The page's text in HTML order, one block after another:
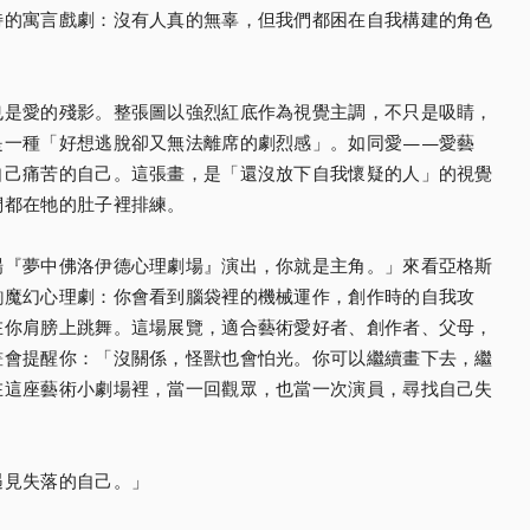
寓言戲劇：沒有人真的無辜，但我們都困在自我構建的角色
愛的殘影。整張圖以強烈紅底作為視覺主調，不只是吸睛，
種「好想逃脫卻又無法離席的劇烈感」。如同愛——愛藝
痛苦的自己。這張畫，是「還沒放下自我懷疑的人」的視覺
在牠的肚子裡排練。
夢中佛洛伊德心理劇場』演出，你就是主角。」來看亞格斯
幻心理劇：你會看到腦袋裡的機械運作，創作時的自我攻
肩膀上跳舞。這場展覽，適合藝術愛好者、創作者、父母，
提醒你：「沒關係，怪獸也會怕光。你可以繼續畫下去，繼
座藝術小劇場裡，當一回觀眾，也當一次演員，尋找自己失
失落的自己。」